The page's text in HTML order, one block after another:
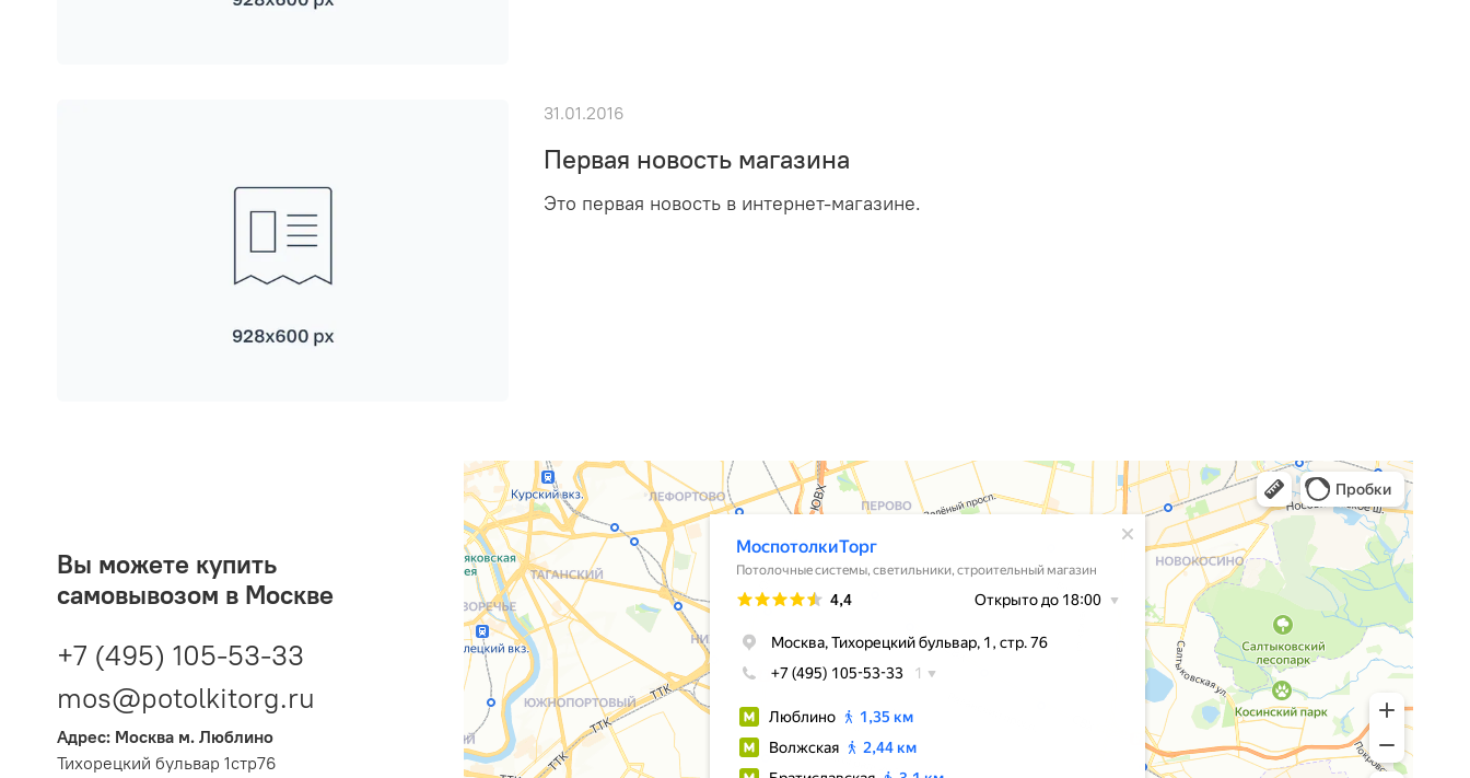
Первая новость магазина
Это первая новость в интернет-магазине.
31.01.2016
Вы можете купить
самовывозом в Москве
+7 (495) 105-53-33
mos@potolkitorg.ru
Адрес: Москва м. Люблино
Тихорецкий бульвар 1стр76